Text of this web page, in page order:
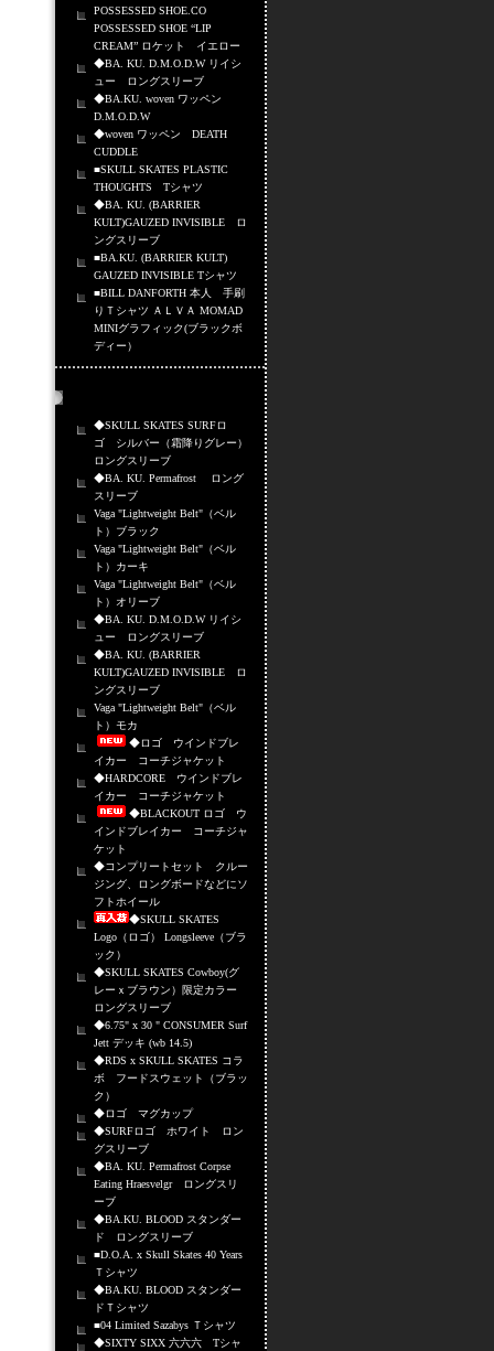
POSSESSED SHOE.CO
POSSESSED SHOE “LIP
CREAM” ロケット イエロー
◆BA. KU. D.M.O.D.W リイシ
ュー ロングスリーブ
◆BA.KU. woven ワッペン
D.M.O.D.W
◆woven ワッペン DEATH
CUDDLE
■SKULL SKATES PLASTIC
THOUGHTS Tシャツ
◆BA. KU. (BARRIER
KULT)GAUZED INVISIBLE ロ
ングスリーブ
■BA.KU. (BARRIER KULT)
GAUZED INVISIBLE Tシャツ
■BILL DANFORTH 本人 手刷
りＴシャツ ＡＬＶＡ MOMAD
MINIグラフィック(ブラックボ
ディー）
◆SKULL SKATES SURFロ
ゴ シルバー（霜降りグレー）
ロングスリーブ
◆BA. KU. Permafrost ロング
スリーブ
Vaga "Lightweight Belt"（ベル
ト）ブラック
Vaga "Lightweight Belt"（ベル
ト）カーキ
Vaga "Lightweight Belt"（ベル
ト）オリーブ
◆BA. KU. D.M.O.D.W リイシ
ュー ロングスリーブ
◆BA. KU. (BARRIER
KULT)GAUZED INVISIBLE ロ
ングスリーブ
Vaga "Lightweight Belt"（ベル
ト）モカ
◆ロゴ ウインドブレ
イカー コーチジャケット
◆HARDCORE ウインドブレ
イカー コーチジャケット
◆BLACKOUT ロゴ ウ
インドブレイカー コーチジャ
ケット
◆コンプリートセット クルー
ジング、ロングボードなどにソ
フトホイール
◆SKULL SKATES
Logo（ロゴ） Longsleeve（ブラ
ック）
◆SKULL SKATES Cowboy(グ
レーｘブラウン）限定カラー
ロングスリーブ
◆6.75" x 30 " CONSUMER Surf
Jett デッキ (wb 14.5)
◆RDS x SKULL SKATES コラ
ボ フードスウェット（ブラッ
ク）
◆ロゴ マグカップ
◆SURFロゴ ホワイト ロン
グスリーブ
◆BA. KU. Permafrost Corpse
Eating Hraesvelgr ロングスリ
ーブ
◆BA.KU. BLOOD スタンダー
ド ロングスリーブ
■D.O.A. x Skull Skates 40 Years
Ｔシャツ
◆BA.KU. BLOOD スタンダー
ドＴシャツ
■04 Limited Sazabys Ｔシャツ
◆SIXTY SIXX 六六六 Tシャ